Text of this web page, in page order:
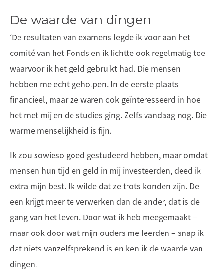
De waarde van dingen
‘De resultaten van examens legde ik voor aan het
comité van het Fonds en ik lichtte ook regelmatig toe
waarvoor ik het geld gebruikt had. Die mensen
hebben me echt geholpen. In de eerste plaats
financieel, maar ze waren ook geïnteresseerd in hoe
het met mij en de studies ging. Zelfs vandaag nog. Die
warme menselijkheid is fijn.
Ik zou sowieso goed gestudeerd hebben, maar omdat
mensen hun tijd en geld in mij investeerden, deed ik
extra mijn best. Ik wilde dat ze trots konden zijn. De
een krijgt meer te verwerken dan de ander, dat is de
gang van het leven. Door wat ik heb meegemaakt –
maar ook door wat mijn ouders me leerden – snap ik
dat niets vanzelfsprekend is en ken ik de waarde van
dingen.